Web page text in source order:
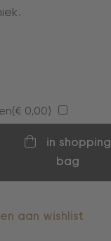
€ 0,00)
in shopping
bag
aan wishlist